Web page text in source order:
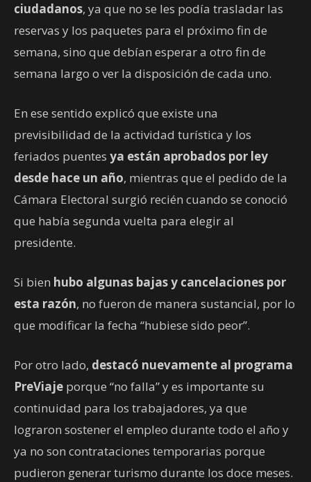
ciudadanos, ya que no se les podía trasladar las
reservas y los paquetes para el próximo fin de
semana, sino que debían esperar a otro fin de
semana largo o ver la disposición de cada uno.
En ese sentido explicó que existe una
previsibilidad de la actividad turística y los
feriados puentes ya están aprobados por ley
desde hace un año, mientras que el pedido de la
Cámara Electoral surgió recién cuando se conoció
que había segunda vuelta para elegir al
presidente.
Si bien hubo algunas bajas y cancelaciones por
esta razón, no fueron de manera sustancial, por lo
que modificar la fecha “hubiese sido peor”.
Por otro lado, destacó nuevamente al programa
PreViaje porque “no falla” y es importante su
continuidad para los trabajadores, ya que
lograron sostener el empleo durante todo el año y
ya no son contrataciones temporarias porque
pudieron generar turismo durante los doce meses.